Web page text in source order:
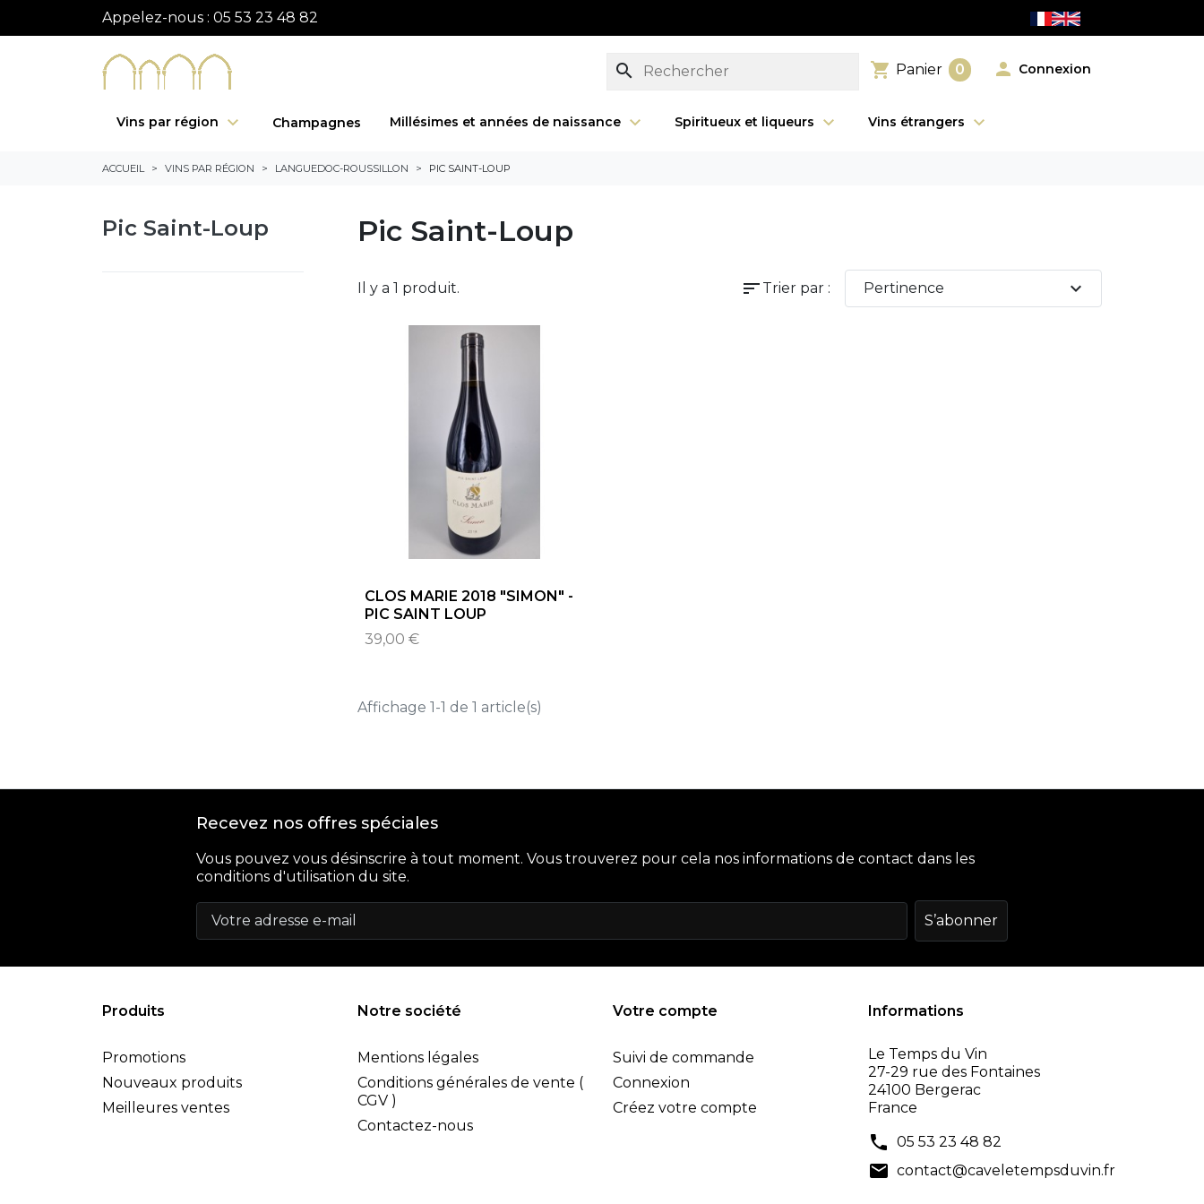
Appelez-nous : 05 53 23 48 82
search shopping_cart Panier 0  Connexion
Vins par région Champagnes Millésimes et années de naissance Spiritueux et liqueurs Vins étrangers
ACCUEIL VINS PAR RÉGION LANGUEDOC-ROUSSILLON PIC SAINT-LOUP
Pic Saint-Loup Pic Saint-Loup
Il y a 1 produit. sort Trier par : Pertinence expand_more
CLOS MARIE 2018 "SIMON" -
PIC SAINT LOUP
39,00 €
Affichage 1-1 de 1 article(s)
Recevez nos offres spéciales
Vous pouvez vous désinscrire à tout moment. Vous trouverez pour cela nos informations de contact dans les
conditions d'utilisation du site.
Produits
Promotions
Nouveaux produits
Meilleures ventes
Notre société
Mentions légales
Conditions générales de vente (
CGV )
Contactez-nous
Votre compte
Suivi de commande
Connexion
Créez votre compte
Informations
Le Temps du Vin
27-29 rue des Fontaines
24100 Bergerac
France
phone 05 53 23 48 82
mail contact@caveletempsduvin.fr